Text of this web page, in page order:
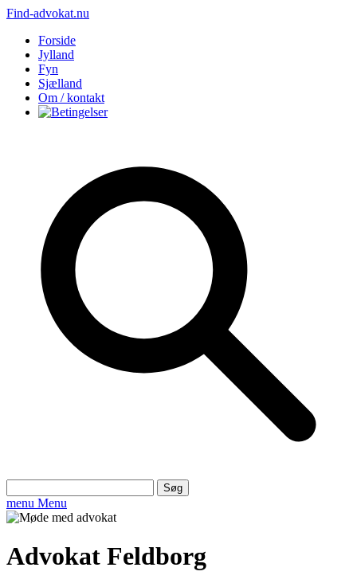
Find-advokat.nu
Forside
Jylland
Fyn
Sjælland
Om / kontakt
efter:
menu Menu
Advokat Feldborg